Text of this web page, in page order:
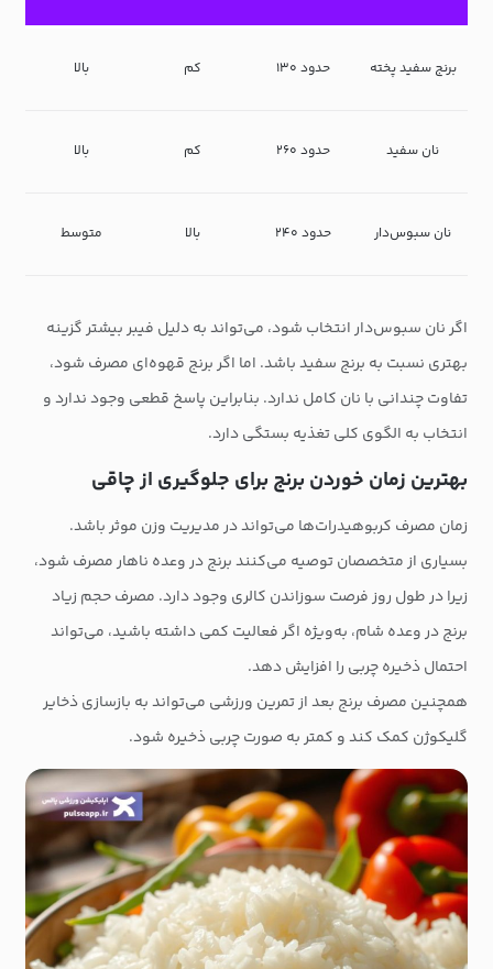
برنج سفید پخته حدود ۱۳۰ کم بالا
نان سفید حدود ۲۶۰ کم بالا
نان سبوس‌دار حدود ۲۴۰ بالا متوسط
اگر نان سبوس‌دار انتخاب شود، می‌تواند به دلیل فیبر بیشتر گزینه
بهتری نسبت به برنج سفید باشد. اما اگر برنج قهوه‌ای مصرف شود،
تفاوت چندانی با نان کامل ندارد. بنابراین پاسخ قطعی وجود ندارد و
انتخاب به الگوی کلی تغذیه بستگی دارد.
بهترین زمان خوردن برنج برای جلوگیری از چاقی
زمان مصرف کربوهیدرات‌ها می‌تواند در مدیریت وزن موثر باشد.
بسیاری از متخصصان توصیه می‌کنند برنج در وعده ناهار مصرف شود،
زیرا در طول روز فرصت سوزاندن کالری وجود دارد. مصرف حجم زیاد
برنج در وعده شام، به‌ویژه اگر فعالیت کمی داشته باشید، می‌تواند
احتمال ذخیره چربی را افزایش دهد.
همچنین مصرف برنج بعد از تمرین ورزشی می‌تواند به بازسازی ذخایر
گلیکوژن کمک کند و کمتر به صورت چربی ذخیره شود.